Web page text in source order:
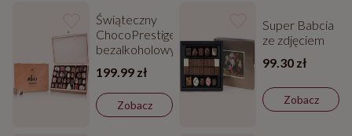
Świąteczny
ChocoPrestige
bezalkoholowy
199.99 zł
Zobacz
Super Babcia
ze zdjęciem
99.30 zł
Zobacz